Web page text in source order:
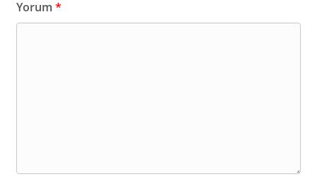
Yorum *